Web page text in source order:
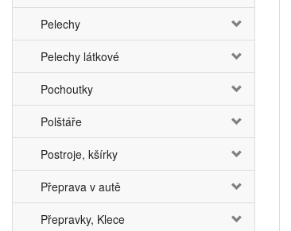
Pelechy
Pelechy látkové
Pochoutky
Polštáře
Postroje, kšírky
Přeprava v autě
Přepravky, Klece